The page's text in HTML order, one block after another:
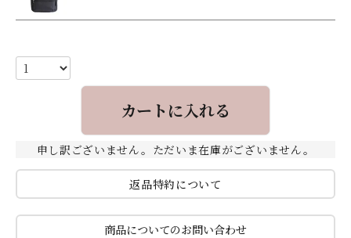
カートに入れる
申し訳ございません。ただいま在庫がございません。
返品特約について
商品についてのお問い合わせ